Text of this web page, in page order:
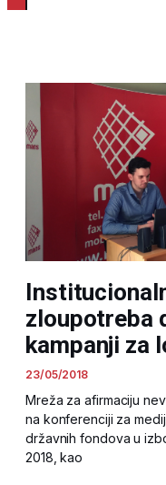
zloupotreba
kampanji za
23/05/2018
Mreža za afirmaciju
na konferenciji za
državnih fondova u
2018, kao